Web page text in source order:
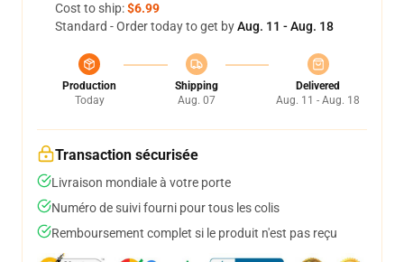
Cost to ship:$6.99
Standard - Order today to get byAug. 11 - Aug. 18
Production
Today
Shipping
Aug. 07
Delivered
Aug. 11 - Aug. 18
Transaction sécurisée
Livraison mondiale à votre porte
Numéro de suivi fourni pour tous les colis
Remboursement complet si le produit n'est pas reçu